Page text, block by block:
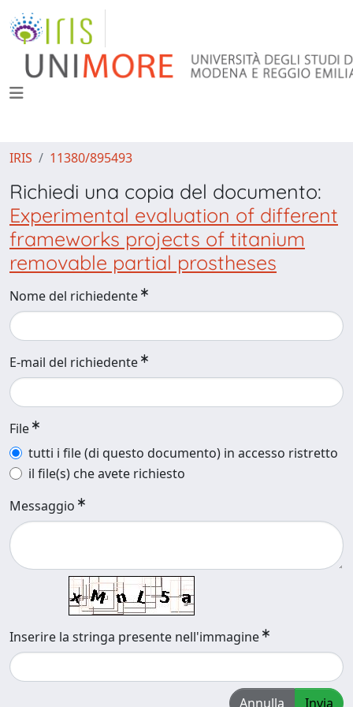
IRIS 11380/895493
Richiedi una copia del documento:
Experimental evaluation of different
frameworks projects of titanium
removable partial prostheses
Nome del richiedente
E-mail del richiedente
File
tutti i file (di questo documento) in accesso ristretto
il file(s) che avete richiesto
Messaggio
Inserire la stringa presente nell'immagine
Annulla Invia